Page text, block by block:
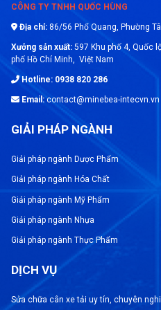
- Tải trọng : 100 kg đến
- Lớp chính xác: 0,04%
- Các cảm biến lực
PR 6246 được thiết kế
cân bồn, phễu và cân định
- Loadcell chống cháy
được sản xuất hoàn toàn
- Phạm vi quá tải cao
chính xác cao nhất lên tới
- Sử dụng chống cháy
2, 20, 21, 22 và FM DIV 1
>>>> Xem thêm:
Minebea Intec
CÔNG TY TNHH QUỐC HÙNG
Địa chỉ: 86/56 Phổ Quang, Phường
Xưởng sản xuất:597 Khu phố 4, Quốc
phố Hồ Chí Minh, Việt Nam
Hotline: 0938 820 286
Email:contact@minebea-intecvn.vn
GIẢI PHÁP NGÀNH
Giải pháp ngành Dược Phẩm
Giải pháp ngành Hóa Chất
Giải pháp ngành Mỹ Phẩm
Giải pháp ngành Nhựa
Giải pháp ngành Thực Phẩm
DỊCH VỤ
Sửa chữa cân xe tải uy tín, chuyên